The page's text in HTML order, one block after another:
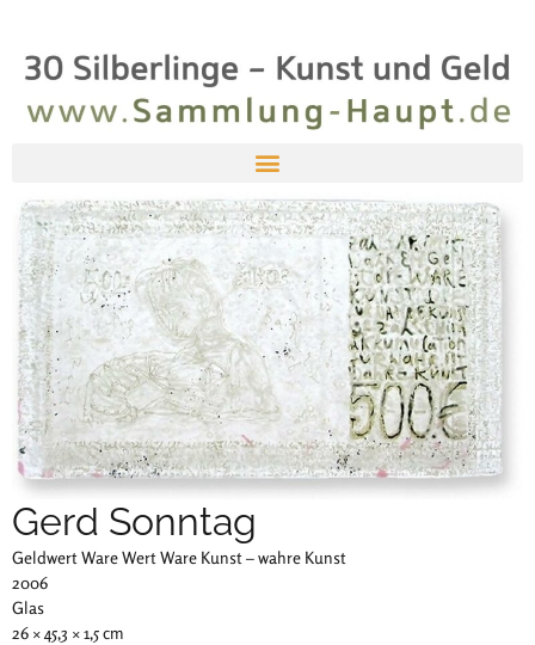
Gerd Sonntag
Geldwert Ware Wert Ware Kunst – wahre Kunst
2006
Glas
26 × 45,3 × 1,5 cm